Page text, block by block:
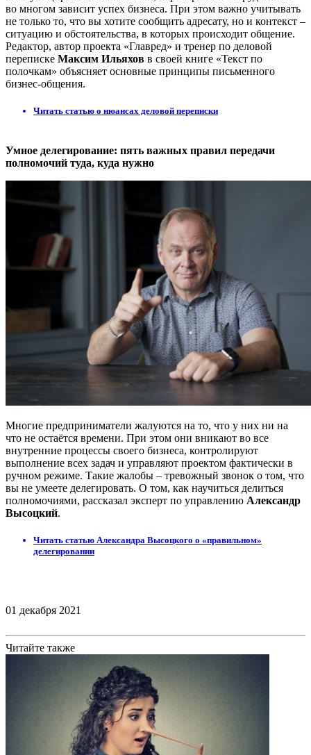
во многом зависит успех бизнеса. При этом важно учитывать
не только то, что вы хотите сообщить адресату, но и контекст –
ситуацию и обстоятельства, в которых происходит общение.
Редактор, автор проекта «Главред» и тренер по деловой
переписке Максим Ильяхов в своей книге «Текст по
полочкам» объясняет основные принципы письменного
бизнес-общения.
Читать статью о нюансах деловой переписки
Умное делегирование: пять важных правил передачи
полномочий туда, куда нужно
Многие предприниматели жалуются на то, что у них ни на
что не остаётся времени. При этом они вникают во все
внутренние процессы своего бизнеса, контролируют
выполнение всех задач и управляют проектом фактически в
ручном режиме. Такие жалобы – тревожный звонок о том, что
вы не умеете делегировать. О том, как научиться делиться
полномочиями, рассказал эксперт по управлению Александр
Высоцкий.
Читать статью Александра Высоцкого о «правильном»
делегировании
01 декабря 2021
Читайте также